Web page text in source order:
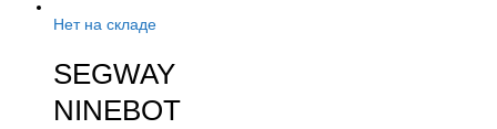
Нет на складе
SEGWAY
NINEBOT